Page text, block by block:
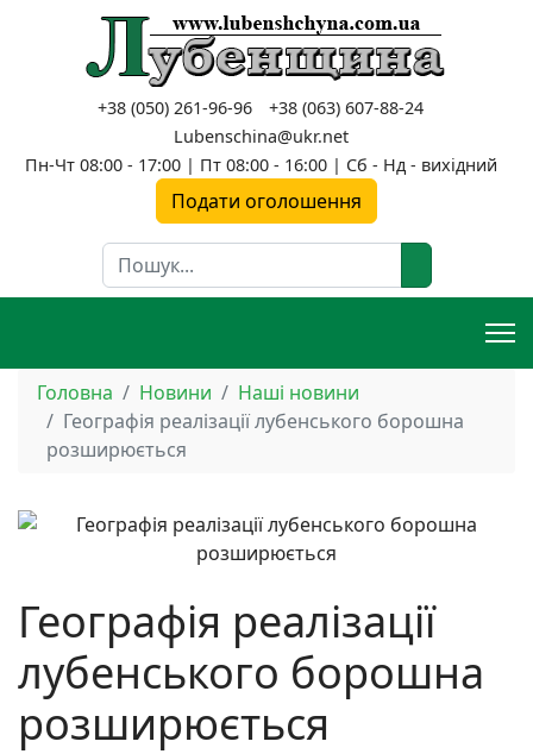
+38 (050) 261-96-96
+38 (063) 607-88-24
Lubenschina@ukr.net
Пн-Чт 08:00 - 17:00 | Пт 08:00 - 16:00 | Сб - Нд - вихідний
Подати оголошення
Пошук
Головна Новини
Наші новини
Географія реалізації лубенського борошна
розширюється
Географія реалізації
лубенського борошна
розширюється